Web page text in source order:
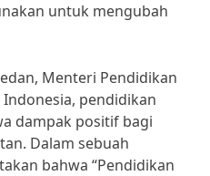
untuk mengubah
Menteri Pendidikan
pendidikan
dampak positif bagi
Dalam sebuah
bahwa “Pendidikan